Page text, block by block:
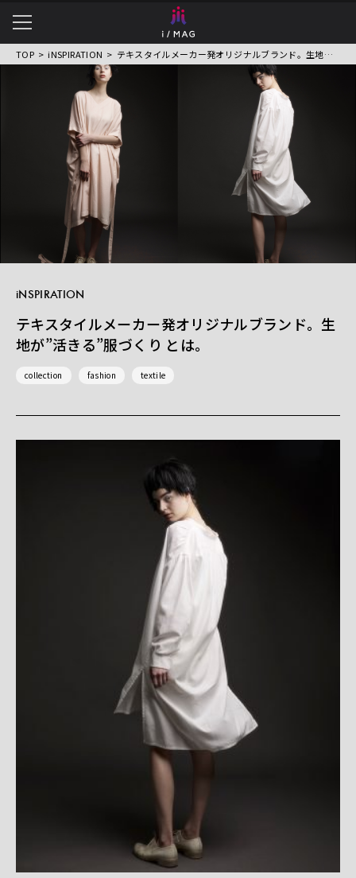
衣服・ものづくりの魅力を
TOP iNSPIRATION テキスタイルメーカー発オリジナルブランド。生地が”活きる”服づくり とは。
iNSPIRATION
テキスタイルメーカー発オリジナルブランド。生
地が”活きる”服づくり とは。
collection fashion textile